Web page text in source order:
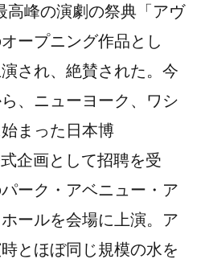
高峰の演劇の祭典「アヴ
ープニング作品とし
され、絶賛された。今
、ニューヨーク、ワシ
まった日本博
企画として招聘を受
ーク・アベニュー・ア
ールを会場に上演。ア
とほぼ同じ規模の水を